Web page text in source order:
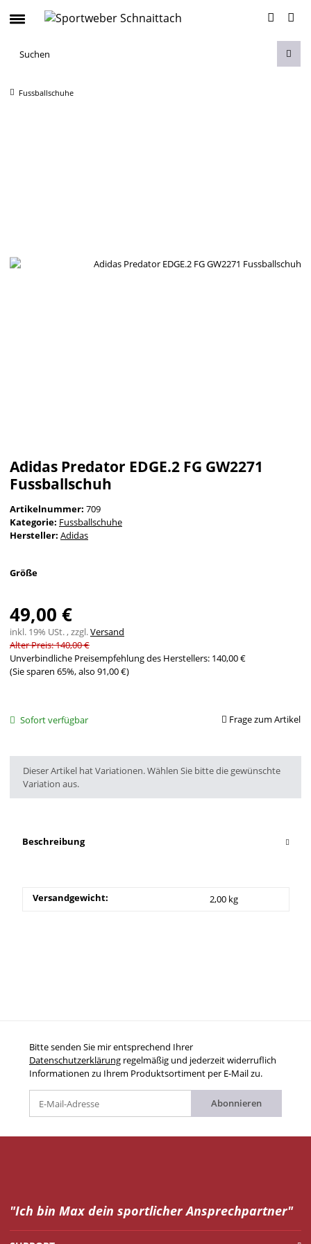
Fussballschuhe
Adidas Predator EDGE.2 FG GW2271
Fussballschuh
Artikelnummer: 709
Kategorie: Fussballschuhe
Hersteller: Adidas
Größe
49,00 €
inkl. 19% USt. , zzgl.Versand
Alter Preis: 140,00 €
Unverbindliche Preisempfehlung des Herstellers: 140,00 €
(Sie sparen 65%, also 91,00 €)
Sofort verfügbar Frage zum Artikel
x
Dieser Artikel hat Variationen. Wählen Sie bitte die gewünschte
Variation aus.
Beschreibung
Versandgewicht: 2,00 kg
Bitte senden Sie mir entsprechend Ihrer
Datenschutzerklärung regelmäßig und jederzeit widerruflich
Informationen zu Ihrem Produktsortiment per E-Mail zu.
Abonnieren
"Ich bin Max dein sportlicher Ansprechpartner"